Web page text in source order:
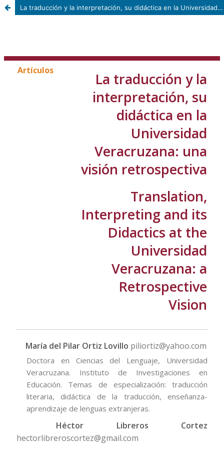
La traducción y la interpretación, su didáctica en la Universidad Veracruzana: una visión retrospectiva